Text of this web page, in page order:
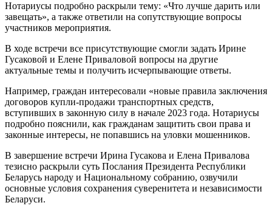
Нотариусы подробно раскрыли тему: «Что лучше дарить или
завещать», а также ответили на сопутствующие вопросы
участников мероприятия.
В ходе встречи все присутствующие смогли задать Ирине
Гусаковой и Елене Приваловой вопросы на другие
актуальные темы и получить исчерпывающие ответы.
Например, граждан интересовали «новые правила заключения
договоров купли-продажи транспортных средств,
вступивших в законную силу в начале 2023 года. Нотариусы
подробно пояснили, как гражданам защитить свои права и
законные интересы, не попавшись на уловки мошенников.
В завершение встречи Ирина Гусакова и Елена Привалова
тезисно раскрыли суть Послания Президента Республики
Беларусь народу и Национальному собранию, озвучили
основные условия сохранения суверенитета и независимости
Беларуси.